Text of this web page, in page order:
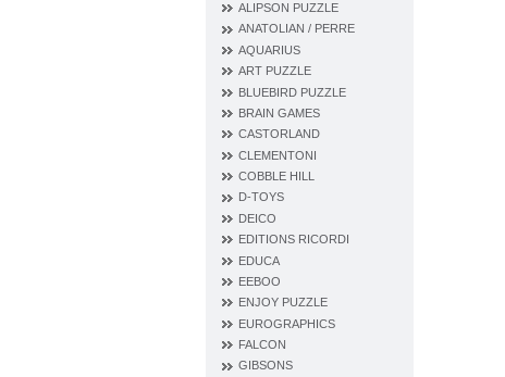
ALIPSON PUZZLE
ANATOLIAN / PERRE
AQUARIUS
ART PUZZLE
BLUEBIRD PUZZLE
BRAIN GAMES
CASTORLAND
CLEMENTONI
COBBLE HILL
D‐TOYS
DEICO
EDITIONS RICORDI
EDUCA
EEBOO
ENJOY PUZZLE
EUROGRAPHICS
FALCON
GIBSONS